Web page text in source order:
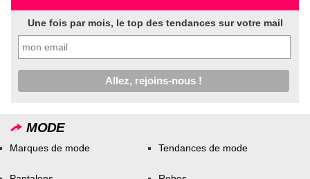
Une fois par mois, le top des tendances sur votre mail
MODE
Marques de mode Tendances de mode